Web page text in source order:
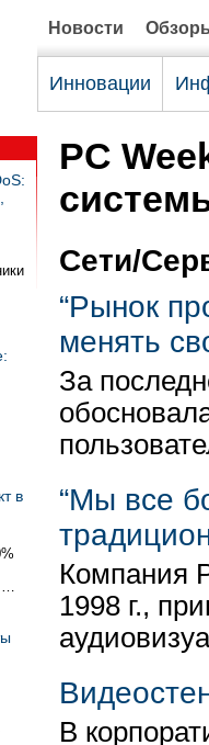
Новости
Инновации
в
…
PC
Сети/
“Рынок
менять
За
“Мы все
Компания
1998 г.,
В